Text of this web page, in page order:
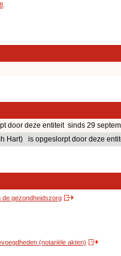
door deze entiteit sinds 29
Hart) is opgeslorpt door deze
de gezondheidszorg
(notariële akten)